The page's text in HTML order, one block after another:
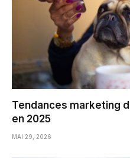
Tendances marketing
en 2025
MAI 29, 2026